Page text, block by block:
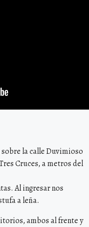
la calle Duvimioso
Cruces, a metros del
Al ingresar nos
a leña.
ambos al frente y